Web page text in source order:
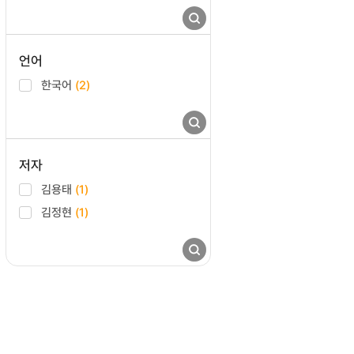
언어
한국어 (2)
저자
김용태 (1)
김정현 (1)